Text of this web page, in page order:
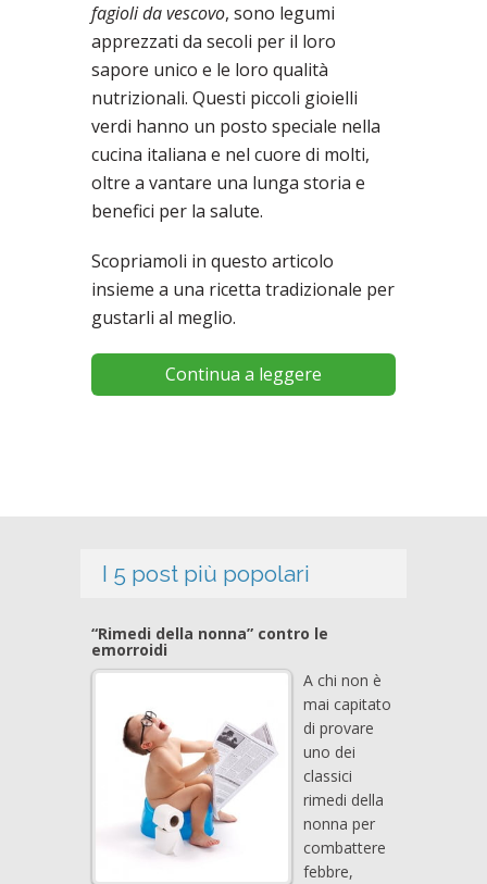
fagioli da vescovo, sono legumi
apprezzati da secoli per il loro
sapore unico e le loro qualità
nutrizionali. Questi piccoli gioielli
verdi hanno un posto speciale nella
cucina italiana e nel cuore di molti,
oltre a vantare una lunga storia e
benefici per la salute.
Scopriamoli in questo articolo
insieme a una ricetta tradizionale per
gustarli al meglio.
Continua a leggere
I 5 post più popolari
“Rimedi della nonna” contro le
emorroidi
A chi non è
mai capitato
di provare
uno dei
classici
rimedi della
nonna per
combattere
febbre,